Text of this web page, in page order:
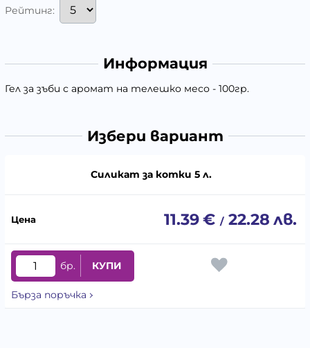
Рейтинг:
Информация
Гел за зъби с аромат на телешко месо - 100гр.
Избери вариант
Силикат за котки 5 л.
11.39€ / 22.28 лв.
бр. КУПИ
Бърза поръчка